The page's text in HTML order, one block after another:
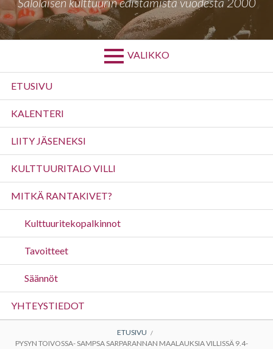
VALIKKO
Ensisijainen
valikko
ETUSIVU
KALENTERI
LIITY JÄSENEKSI
KULTTUURITALO VILLI
MITKÄ RANTAKIVET?
Kulttuuritekopalkinnot
Tavoitteet
Säännöt
YHTEYSTIEDOT
MURUPOLKUETUSIVU
PYSYN TOIVOSSA- SAMPSA SARPARANNAN MAALAUKSIA VILLISSÄ 9.4-